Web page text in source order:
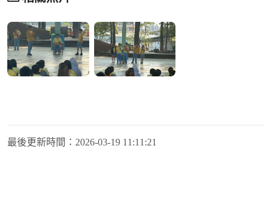
最後更新時間： 2026-03-19 11:11:21